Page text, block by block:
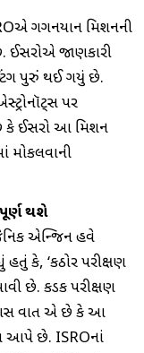
ગગનયાન મિશનની
ઈસરોએ જાણકારી
પુરું થઈ ગયું છે.
પર
કે ઈસરો આ મિશન
મોકલવાની
થશે
એન્જિન હવે
કે, ‘કઠોર પરીક્ષણ
છે. કડક પરીક્ષણ
વાત એ છે કે આ
આપે છે. ISROનાં